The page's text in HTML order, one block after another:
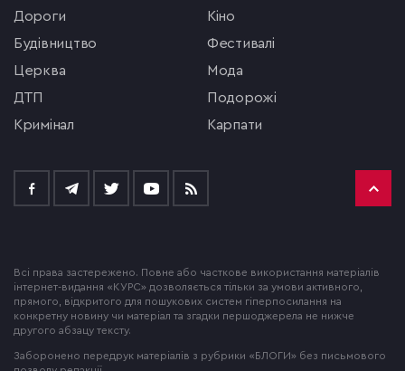
Дороги
будівництво
церква
ДТП
кримінал
кіно
фестивалі
мода
подорожі
Карпати
Всі права застережено. Повне або часткове використання матеріалів
інтернет-видання «КУРС» дозволяється тільки за умови активного,
прямого, відкритого для пошукових систем гіперпосилання на
конкретну новину чи матеріал та згадки першоджерела не нижче
другого абзацу тексту.
Заборонено передрук матеріалів з рубрики «БЛОГИ» без письмового